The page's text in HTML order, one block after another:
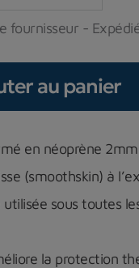
fournisseur -
au panier
en néoprène
(smoothskin) à
sous toutes
la protection